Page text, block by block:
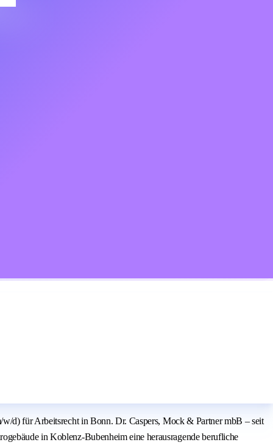
d) für Arbeitsrecht in Bonn. Dr. Caspers, Mock & Partner mbB – seit
in Koblenz-Bubenheim eine herausragende berufliche